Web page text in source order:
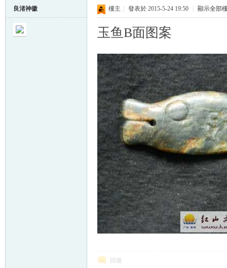
良渚神徽 樓主 發表於 2015-5-24 19:50 顯示全部
玉鱼B面图案
回復